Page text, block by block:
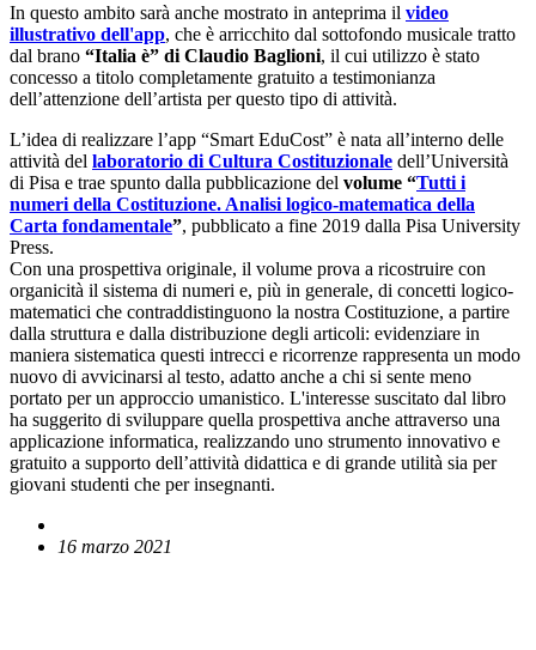
In questo ambito sarà anche mostrato in anteprima il video
illustrativo dell'app, che è arricchito dal sottofondo musicale tratto
dal brano “Italia è” di Claudio Baglioni, il cui utilizzo è stato
concesso a titolo completamente gratuito a testimonianza
dell’attenzione dell’artista per questo tipo di attività.
L’idea di realizzare l’app “Smart EduCost” è nata all’interno delle
attività del laboratorio di Cultura Costituzionale dell’Università
di Pisa e trae spunto dalla pubblicazione del volume “Tutti i
numeri della Costituzione. Analisi logico-matematica della
Carta fondamentale”, pubblicato a fine 2019 dalla Pisa University
Press.
Con una prospettiva originale, il volume prova a ricostruire con
organicità il sistema di numeri e, più in generale, di concetti logico-
matematici che contraddistinguono la nostra Costituzione, a partire
dalla struttura e dalla distribuzione degli articoli: evidenziare in
maniera sistematica questi intrecci e ricorrenze rappresenta un modo
nuovo di avvicinarsi al testo, adatto anche a chi si sente meno
portato per un approccio umanistico. L'interesse suscitato dal libro
ha suggerito di sviluppare quella prospettiva anche attraverso una
applicazione informatica, realizzando uno strumento innovativo e
gratuito a supporto dell’attività didattica e di grande utilità sia per
giovani studenti che per insegnanti.
16 marzo 2021